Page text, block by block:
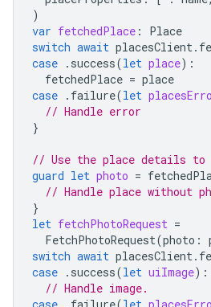
)
var fetchedPlace :
Place
switch await placesClient.
case . success(let place):
fetchedPlace = place
case . failure(let
// Handle error
}
// Use the place details to
guard let photo =
// Handle place without
}
let fetchPhotoRequest =
FetchPhotoRequest(photo :
switch await placesClient.
case . success(let uiImage):
// Handle image.